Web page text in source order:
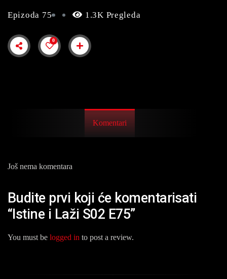
Epizoda 75 1.3K Pregleda
0
Komentari
Još nema komentara
Budite prvi koji će komentarisati
“Istine i Laži S02 E75”
You must be logged in to post a review.